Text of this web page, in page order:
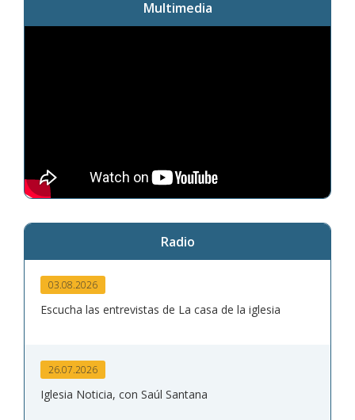
Multimedia
Radio
03.08.2026
Escucha las entrevistas de La casa de la iglesia
26.07.2026
Iglesia Noticia, con Saúl Santana